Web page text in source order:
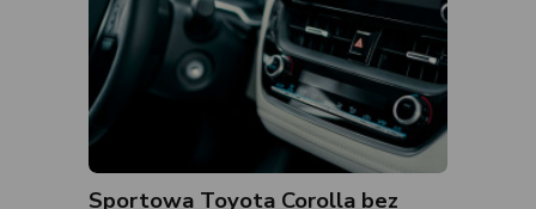
Sportowa Toyota Corolla bez